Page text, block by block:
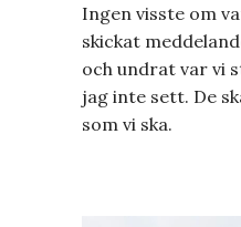
Ingen visste om
skickat
och undrat var vi
jag inte sett. De
som vi ska.